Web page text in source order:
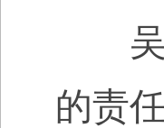
吴
的责